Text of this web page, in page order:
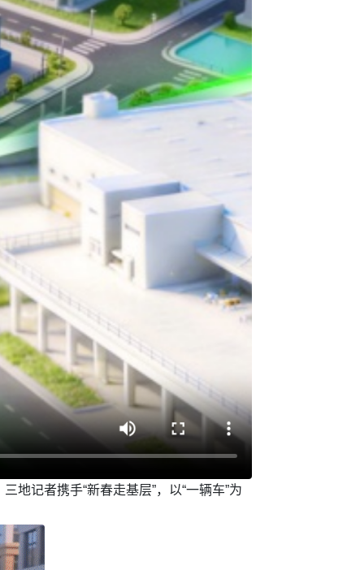
地记者携手“新春走基层”，以“一辆车”为